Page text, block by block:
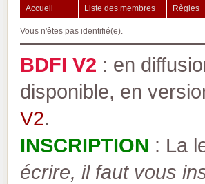
Accueil Liste des membres Règles
Vous n'êtes pas identifié(e).
BDFI V2 : en
disponible, en
V2.
INSCRIPTION : La
écrire, il faut vous